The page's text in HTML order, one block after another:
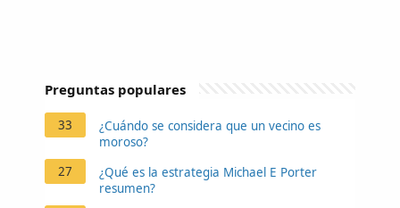
Preguntas populares
33
¿Cuándo se considera que un vecino es
moroso?
27
¿Qué es la estrategia Michael E Porter
resumen?